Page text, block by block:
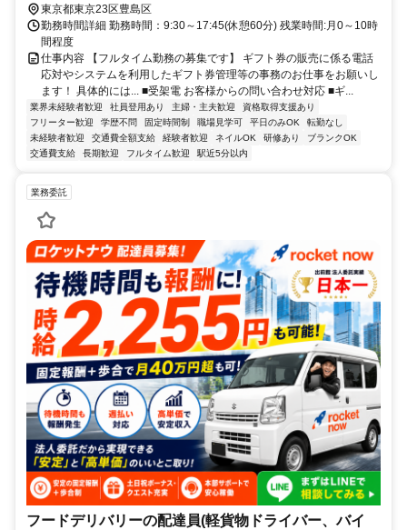
東京都東京23区豊島区
勤務時間詳細 勤務時間：9:30～17:45(休憩60分) 残業時間:月0～10時
間程度
仕事内容 【フルタイム勤務の募集です】 ギフト券の販売に係る電話
応対やシステムを利用したギフト券管理等の事務のお仕事をお願いし
ます！ 具体的には... ■受架電 お客様からの問い合わせ対応 ■ギ...
業界未経験者歓迎 社員登用あり 主婦・主夫歓迎
資格取得支援あり
フリーター歓迎
学歴不問 固定時間制 職場見学可 平日のみOK
転勤なし
未経験者歓迎
交通費全額支給 経験者歓迎 ネイルOK 研修あり
ブランクOK
交通費支給
長期歓迎 フルタイム歓迎 駅近5分以内
業務委託
フードデリバリーの配達員(軽貨物ドライバー、バイ